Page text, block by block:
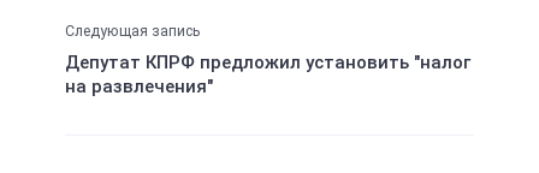
Следующая запись
Депутат КПРФ предложил установить "налог
на развлечения"